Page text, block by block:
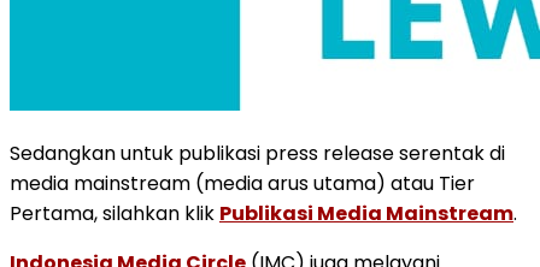
Sedangkan untuk publikasi press release serentak di
media mainstream (media arus utama) atau Tier
Pertama, silahkan klik Publikasi Media Mainstream.